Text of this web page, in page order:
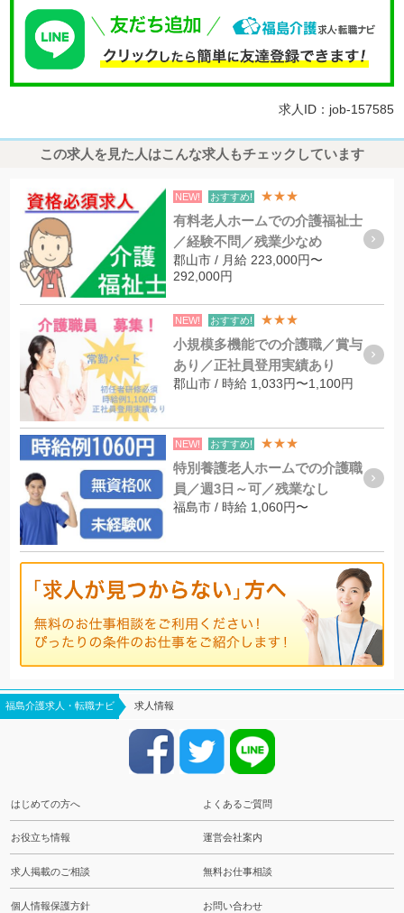
求人ID：job-157585
この求人を見た人はこんな求人もチェックしています
NEW! おすすめ! ★★★
有料老人ホームでの介護福祉士
／経験不問／残業少なめ
郡山市 / 月給 223,000円〜
292,000円
NEW! おすすめ! ★★★
小規模多機能での介護職／賞与
あり／正社員登用実績あり
郡山市 / 時給 1,033円〜1,100円
NEW! おすすめ! ★★★
特別養護老人ホームでの介護職
員／週3日～可／残業なし
福島市 / 時給 1,060円〜
福島介護求人・転職ナビ 求人情報
はじめての方へ よくあるご質問
お役立ち情報 運営会社案内
求人掲載のご相談 無料お仕事相談
個人情報保護方針 お問い合わせ